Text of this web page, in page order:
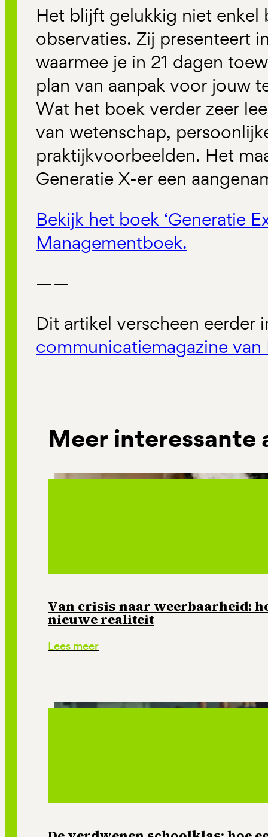
Het blijft gelukkig niet enkel
observaties. Zij presenteert
waarmee je in 21 dagen
plan van aanpak voor jouw
Wat het boek verder zeer
van wetenschap,
praktijkvoorbeelden. Het
Generatie X-er een
Bekijk het boek ‘Generatie
Managementboek.
——
Dit artikel verscheen eerder
communicatiemagazine van
Meer interessante
Van crisis naar weerbaarheid:
nieuwe realiteit
Lees meer